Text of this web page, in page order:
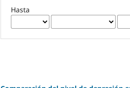
Hasta